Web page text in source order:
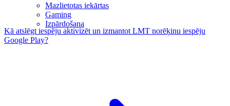
Mazlietotas iekārtas
Gaming
Izpārdošana
Kā atslēgt iespēju aktivizēt un izmantot LMT norēķinu iespēju
Google Play?